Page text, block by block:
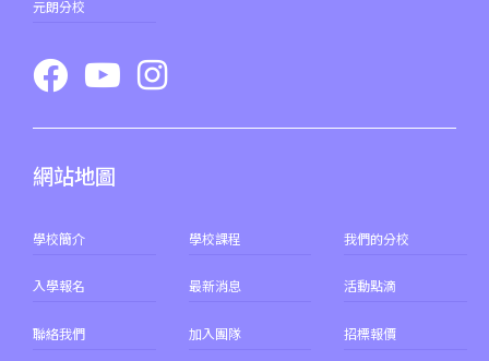
元朗分校
網站地圖
學校簡介
入學報名
聯絡我們
學校課程
最新消息
加入團隊
我們的分校
活動點滴
招標報價